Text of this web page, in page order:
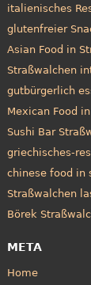
italienisches
glutenfreier
Asian Food in
Straßwalchen
gutbürgerlich
Mexican Food
Sushi Bar
griechisches-
chinese food in
Straßwalchen
Börek
META
Home